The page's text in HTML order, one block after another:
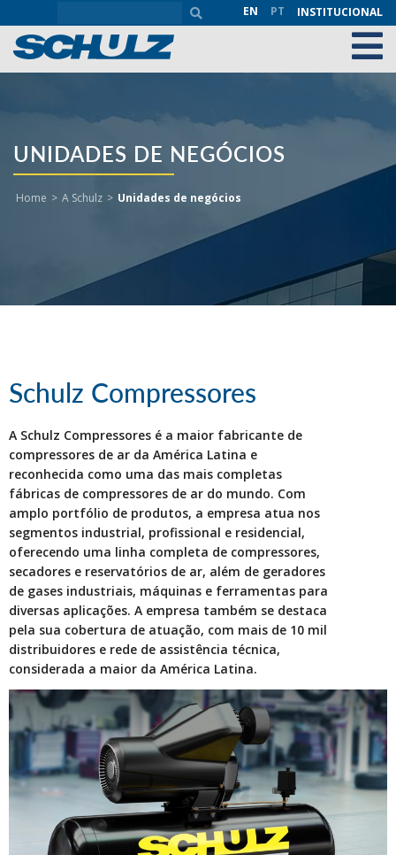
EN PT INSTITUCIONAL
UNIDADES DE NEGÓCIOS
Home > A Schulz > Unidades de negócios
Schulz Compressores
A Schulz Compressores é a maior fabricante de
compressores de ar da América Latina e
reconhecida como uma das mais completas
fábricas de compressores de ar do mundo. Com
amplo portfólio de produtos, a empresa atua nos
segmentos industrial, profissional e residencial,
oferecendo uma linha completa de compressores,
secadores e reservatórios de ar, além de geradores
de gases industriais, máquinas e ferramentas para
diversas aplicações. A empresa também se destaca
pela sua cobertura de atuação, com mais de 10 mil
distribuidores e rede de assistência técnica,
considerada a maior da América Latina.